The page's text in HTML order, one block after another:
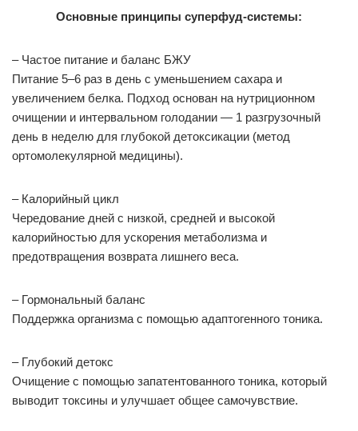
Основные принципы суперфуд-системы:
– Частое питание и баланс БЖУ
Питание 5–6 раз в день с уменьшением сахара и
увеличением белка. Подход основан на нутриционном
очищении и интервальном голодании — 1 разгрузочный
день в неделю для глубокой детоксикации (метод
ортомолекулярной медицины).
– Калорийный цикл
Чередование дней с низкой, средней и высокой
калорийностью для ускорения метаболизма и
предотвращения возврата лишнего веса.
– Гормональный баланс
Поддержка организма с помощью адаптогенного тоника.
– Глубокий детокс
Очищение с помощью запатентованного тоника, который
выводит токсины и улучшает общее самочувствие.